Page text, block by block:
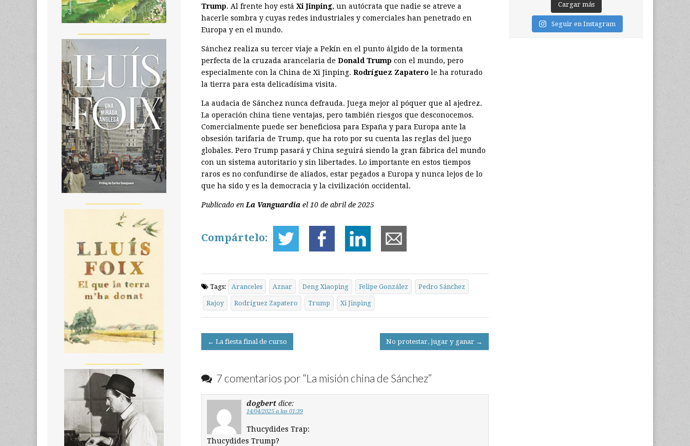
Trump. Al frente hoy está Xi Jinping, un autócrata que nadie se atreve a
hacerle sombra y cuyas redes industriales y comerciales han penetrado en
Europa y en el mundo.
Sánchez realiza su tercer viaje a Pekín en el punto álgido de la tormenta
perfecta de la cruzada arancelaria de Donald Trump con el mundo, pero
especialmente con la China de Xi Jinping. Rodríguez Zapatero le ha roturado
la tierra para esta delicadísima visita.
La audacia de Sánchez nunca defrauda. Juega mejor al póquer que al ajedrez.
La operación china tiene ventajas, pero también riesgos que desconocemos.
Comercialmente puede ser beneficiosa para España y para Europa ante la
obsesión tarifaria de Trump, que ha roto por su cuenta las reglas del juego
globales. Pero Trump pasará y China seguirá siendo la gran fábrica del mundo
con un sistema autoritario y sin libertades. Lo importante en estos tiempos
raros es no confundirse de aliados, estar pegados a Europa y nunca lejos de lo
que ha sido y es la democracia y la civilización occidental.
Publicado en La Vanguardia el 10 de abril de 2025
Compártelo:
Tags: Aranceles Aznar Deng Xiaoping Felipe González Pedro Sánchez
Rajoy Rodríguez Zapatero Trump Xi Jinping
Post
navigation
← La fiesta final de curso No protestar, jugar y ganar →
7 comentarios por “La misión china de Sánchez”
dogbert dice:
14/04/2025 a las 01:39
Thucydides Trap:
Thucydides Trump?
Cargar más
Seguir en Instagram